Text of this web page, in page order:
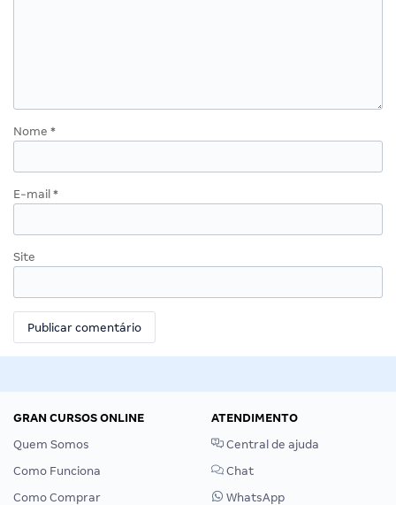
Nome *
E-mail *
Site
GRAN CURSOS ONLINE
Quem Somos
Como Funciona
Como Comprar
ATENDIMENTO
Central de ajuda
Chat
WhatsApp